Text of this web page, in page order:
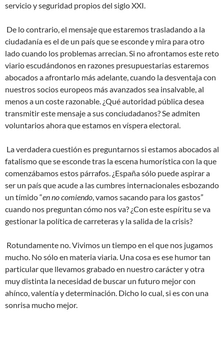
servicio y seguridad propios del siglo XXI.
De lo contrario, el mensaje que estaremos trasladando a la
ciudadanía es el de un país que se esconde y mira para otro
lado cuando los problemas arrecian. Si no afrontamos este reto
viario escudándonos en razones presupuestarias estaremos
abocados a afrontarlo más adelante, cuando la desventaja con
nuestros socios europeos más avanzados sea insalvable, al
menos a un coste razonable. ¿Qué autoridad pública desea
transmitir este mensaje a sus conciudadanos? Se admiten
voluntarios ahora que estamos en víspera electoral.
La verdadera cuestión es preguntarnos si estamos abocados al
fatalismo que se esconde tras la escena humorística con la que
comenzábamos estos párrafos. ¿España sólo puede aspirar a
ser un país que acude a las cumbres internacionales esbozando
un tímido “en no comiendo, vamos sacando para los gastos”
cuando nos preguntan cómo nos va? ¿Con este espíritu se va
gestionar la política de carreteras y la salida de la crisis?
Rotundamente no. Vivimos un tiempo en el que nos jugamos
mucho. No sólo en materia viaria. Una cosa es ese humor tan
particular que llevamos grabado en nuestro carácter y otra
muy distinta la necesidad de buscar un futuro mejor con
ahínco, valentía y determinación. Dicho lo cual, si es con una
sonrisa mucho mejor.